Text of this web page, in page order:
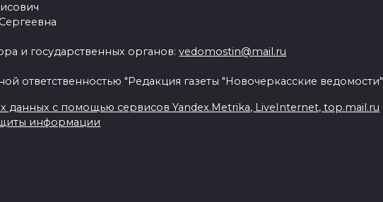
и государственных органов:vedomostin@mail.ru
ответственностью "Редакция газеты "Новочеркасские ведомости"
данных с помощью сервисов Yandex.Metrika, LiveInternet, top.mail.ru
информации